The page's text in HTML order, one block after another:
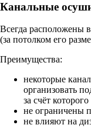
Канальные
Всегда расположены
(за потолком его
Преимущества:
некоторые
организовать
за счёт
не ограничены
не влияют на